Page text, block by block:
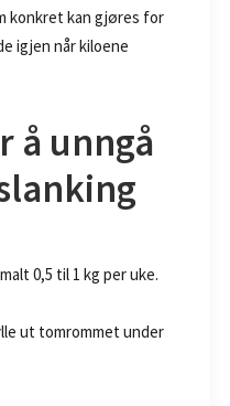
konkret kan gjøres for
igjen når kiloene
å unngå
0,5 til 1 kg per uke.
ut tomrommet under